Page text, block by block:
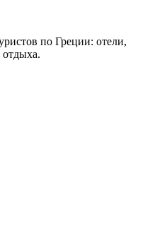
по Греции: отели,
отдыха.